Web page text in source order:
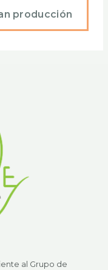
producción
al Grupo de